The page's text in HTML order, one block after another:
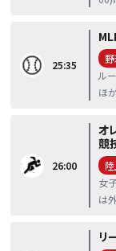
25:35
ル
ほ
26:00
オ
競
女
は
リ